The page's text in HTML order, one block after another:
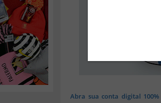
Abra sua conta digital